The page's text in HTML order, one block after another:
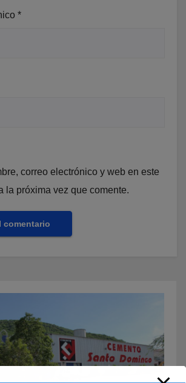
*
correo electrónico y web en este
la próxima vez que comente.